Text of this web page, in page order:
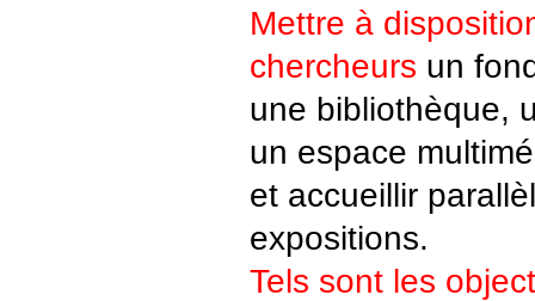
Mettre à
chercheurs un
une bibliothèque,
un espace
et accueillir
expositions.
Tels sont les